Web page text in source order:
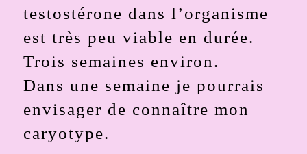
testostérone dans l’organisme
est très peu viable en durée.
Trois semaines environ.
Dans une semaine je pourrais
envisager de connaître mon
caryotype.